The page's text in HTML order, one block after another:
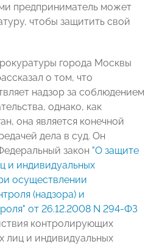
предприниматель может
чтобы защитить свой
города Москвы
о том, что
надзор за соблюдением
однако, как
она является конечной
дела в суд. Он
закон "О защите
и индивидуальных
осуществлении
(надзора) и
от 26.12.2008 N 294-ФЗ
контролирующих
лиц и индивидуальных